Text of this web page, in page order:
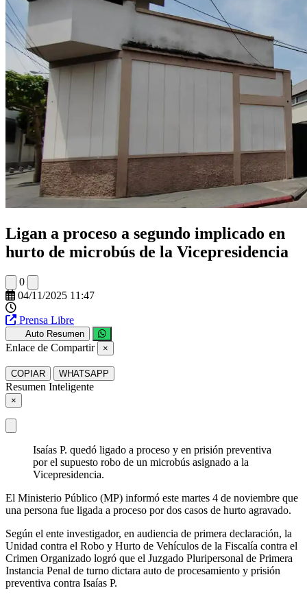
Ligan a proceso a segundo implicado en
hurto de microbús de la Vicepresidencia
0
04/11/2025 11:47
Prensa Libre
Auto Resumen
Enlace de Compartir ×
COPIAR WHATSAPP
Resumen Inteligente
×
Isaías P. quedó ligado a proceso y en prisión preventiva
por el supuesto robo de un microbús asignado a la
Vicepresidencia.
El Ministerio Público (MP) informó este martes 4 de noviembre que
una persona fue ligada a proceso por dos casos de hurto agravado.
Según el ente investigador, en audiencia de primera declaración, la
Unidad contra el Robo y Hurto de Vehículos de la Fiscalía contra el
Crimen Organizado logró que el Juzgado Pluripersonal de Primera
Instancia Penal de turno dictara auto de procesamiento y prisión
preventiva contra Isaías P.